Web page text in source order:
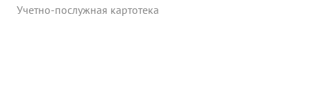
Учетно-послужная картотека